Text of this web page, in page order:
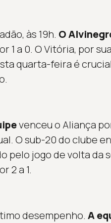
às 19h. O
1 a 0. O Vitória, por
quarta-feira é
venceu o Aliança
O sub-20 do clube
pelo jogo de volta da
2 a 1.
desempenho. A